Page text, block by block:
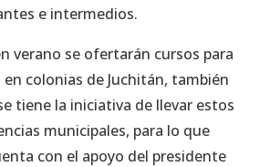
e intermedios.
verano se ofertarán cursos para
colonias de Juchitán, también
tiene la iniciativa de llevar estos
municipales, para lo que
con el apoyo del presidente